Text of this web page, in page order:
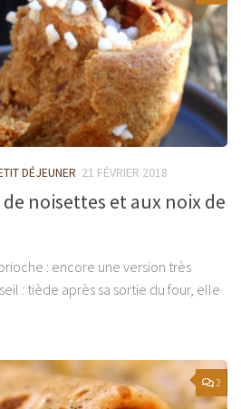
DÉJEUNER 21 FÉVRIER 2018
noisettes et aux noix de
: encore une version très
: tiède après sa sortie du four, elle
2